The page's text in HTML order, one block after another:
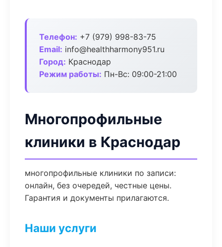
Телефон: +7 (979) 998-83-75
Email: info@healthharmony951.ru
Город: Краснодар
Режим работы: Пн-Вс: 09:00-21:00
Многопрофильные
клиники в Краснодар
многопрофильные клиники по записи:
онлайн, без очередей, честные цены.
Гарантия и документы прилагаются.
Наши услуги